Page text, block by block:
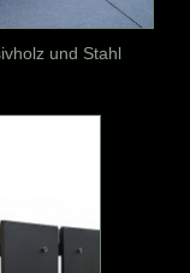
und Stahl